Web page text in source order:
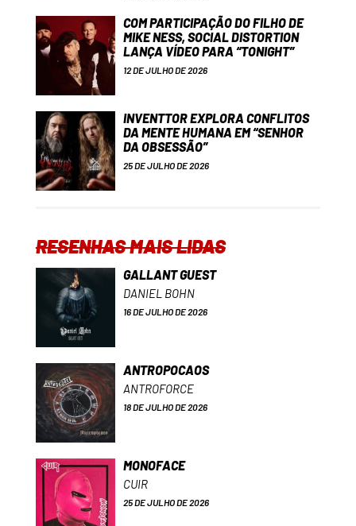
COM PARTICIPAÇÃO DO FILHO DE
MIKE NESS, SOCIAL DISTORTION
LANÇA VÍDEO PARA “TONIGHT”
12 DE JULHO DE 2026
INVENTTOR EXPLORA CONFLITOS
DA MENTE HUMANA EM “SENHOR
DA OBSESSÃO”
25 DE JULHO DE 2026
RESENHAS MAIS LIDAS
GALLANT GUEST
DANIEL BOHN
16 DE JULHO DE 2026
ANTROPOCAOS
ANTROFORCE
18 DE JULHO DE 2026
MONOFACE
CUIR
25 DE JULHO DE 2026